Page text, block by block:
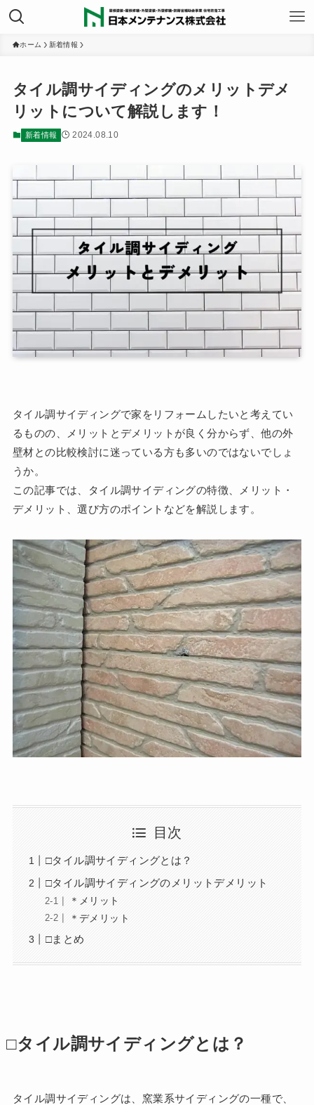
ホーム 新着情報
タイル調サイディングのメリットデメ
リットについて解説します！
新着情報 2024.08.10
タイル調サイディングで家をリフォームしたいと考えてい
るものの、メリットとデメリットが良く分からず、他の外
壁材との比較検討に迷っている方も多いのではないでしょ
うか。
この記事では、タイル調サイディングの特徴、メリット・
デメリット、選び方のポイントなどを解説します。
目次
□タイル調サイディングとは？
□タイル調サイディングのメリットデメリット
＊メリット
＊デメリット
□まとめ
□タイル調サイディングとは？
タイル調サイディングは、窯業系サイディングの一種で、